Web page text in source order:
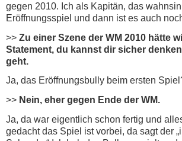
gegen 2010. Ich als Kapitän, das
Eröffnungsspiel und dann ist es auch
>> Zu einer Szene der WM 2010 hätte
Statement, du kannst dir sicher
geht.
Ja, das Eröffnungsbully beim ersten
>> Nein, eher gegen Ende der WM.
Ja, da war eigentlich schon fertig und
gedacht das Spiel ist vorbei, da sagt der